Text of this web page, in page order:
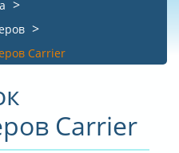
Carrier
Carrier